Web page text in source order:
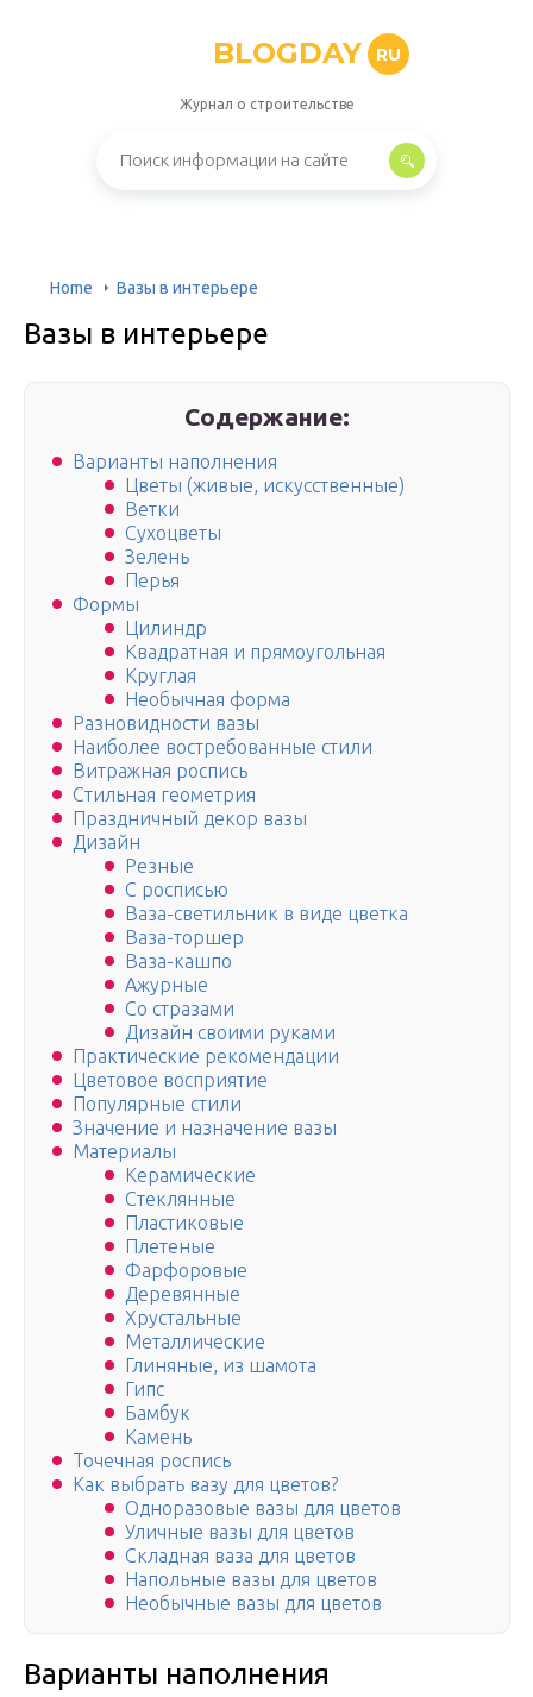
BLOGDAY RU
Журнал о строительстве
Home Вазы в интерьере
Вазы в интерьере
Содержание:
Варианты наполнения
Цветы (живые, искусственные)
Ветки
Сухоцветы
Зелень
Перья
Формы
Цилиндр
Квадратная и прямоугольная
Круглая
Необычная форма
Разновидности вазы
Наиболее востребованные стили
Витражная роспись
Стильная геометрия
Праздничный декор вазы
Дизайн
Резные
С росписью
Ваза-светильник в виде цветка
Ваза-торшер
Ваза-кашпо
Ажурные
Со стразами
Дизайн своими руками
Практические рекомендации
Цветовое восприятие
Популярные стили
Значение и назначение вазы
Материалы
Керамические
Стеклянные
Пластиковые
Плетеные
Фарфоровые
Деревянные
Хрустальные
Металлические
Глиняные, из шамота
Гипс
Бамбук
Камень
Точечная роспись
Как выбрать вазу для цветов?
Одноразовые вазы для цветов
Уличные вазы для цветов
Складная ваза для цветов
Напольные вазы для цветов
Необычные вазы для цветов
Варианты наполнения